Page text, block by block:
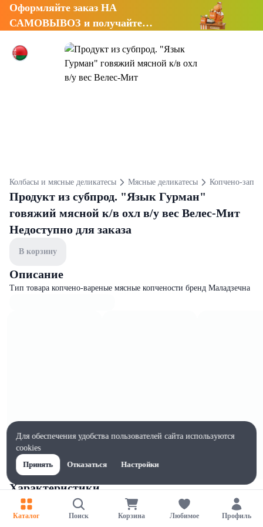
Оформляйте заказ НА
САМОВЫВОЗ и получайте
Колбасы и мясные деликатесы Мясные деликатесы Копчено-
Продукт из субпрод. "Язык Гурман"
говяжий мясной к/в охл в/у вес Велес-Мит
Недоступно для заказа
В корзину
Описание
Тип товара копчено-вареные мясные копчености бренд Маладзечна
Характеристики
Ширина, мм
1Каталог Поиск Корзина Любимое Профиль
Для обеспечения удобства пользователей сайта используются
cookies
Принять
Отказаться Настройки